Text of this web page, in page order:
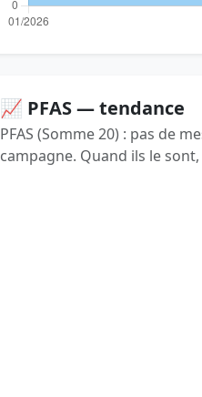
📈 PFAS — tendance
PFAS (Somme 20) : pas de
campagne. Quand ils le